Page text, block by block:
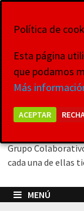
La
Grupo
cada una de ellas
MENÚ
Política de
Esta página
que podamos
Más
ACEPTAR